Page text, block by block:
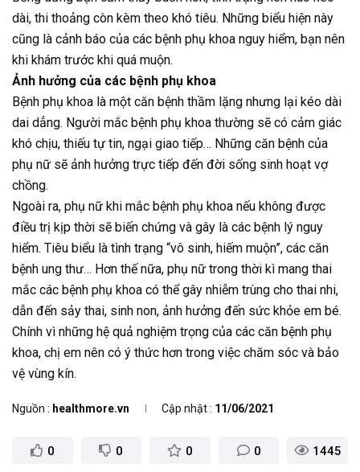
dài, thi thoảng còn kèm theo khó tiêu. Những biểu hiện này
cũng là cảnh báo của các bệnh phụ khoa nguy hiểm, bạn nên
khi khám trước khi quá muộn.
Ảnh hưởng của các bệnh phụ khoa
Bệnh phụ khoa là một căn bệnh thầm lặng nhưng lại kéo dài
dai dẳng. Người mắc bệnh phụ khoa thường sẽ có cảm giác
khó chịu, thiếu tự tin, ngại giao tiếp… Những căn bệnh của
phụ nữ sẽ ảnh hưởng trực tiếp đến đời sống sinh hoạt vợ
chồng.
Ngoài ra, phụ nữ khi mắc bệnh phụ khoa nếu không được
điều trị kịp thời sẽ biến chứng và gây là các bệnh lý nguy
hiểm. Tiêu biểu là tình trạng “vô sinh, hiếm muộn”, các căn
bệnh ung thư… Hơn thế nữa, phụ nữ trong thời kì mang thai
mắc các bệnh phụ khoa có thể gây nhiễm trùng cho thai nhi,
dẫn đến sảy thai, sinh non, ảnh hưởng đến sức khỏe em bé.
Chính vì những hệ quả nghiệm trọng của các căn bệnh phụ
khoa, chị em nên có ý thức hơn trong việc chăm sóc và bảo
vệ vùng kín.
Nguồn healthmore.vn Cập nhật 11/06/2021
0 0 0 0 1445